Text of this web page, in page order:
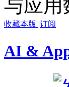
收藏本版 |订阅
AI &